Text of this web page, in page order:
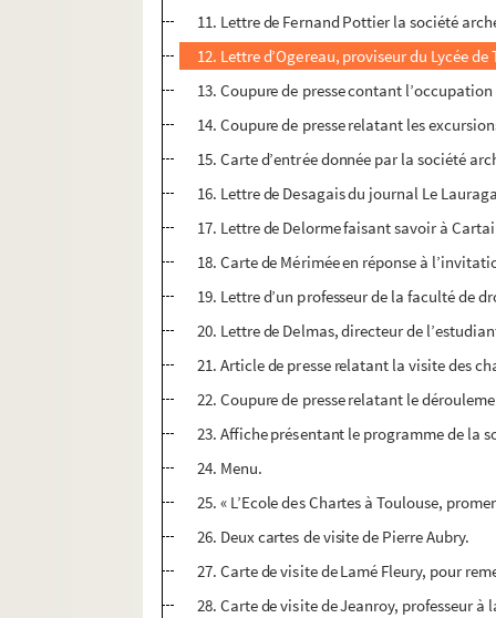
11. Lettre de Fernand Pottier la société
12. Lettre d’Ogereau, proviseur du Lycée
13. Coupure de presse contant
14. Coupure de presse relatant les
15. Carte d’entrée donnée par la société
16. Lettre de Desagais du journal Le
17. Lettre de Delorme faisant savoir à
18. Carte de Mérimée en réponse à
19. Lettre d’un professeur de la faculté de
20. Lettre de Delmas, directeur de
21. Article de presse relatant la visite des
22. Coupure de presse relatant le
23. Affiche présentant le programme de la
24. Menu.
25. « L’Ecole des Chartes à Toulouse,
26. Deux cartes de visite de Pierre Aubry.
27. Carte de visite de Lamé Fleury, pour
28. Carte de visite de Jeanroy, professeur